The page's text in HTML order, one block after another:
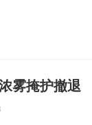
雾掩护撤退